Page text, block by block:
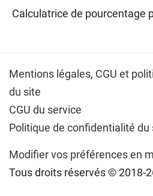
Calculatrice de pourcentage
Mentions légales, CGU et
du site
CGU du service
Politique de confidentialité du
Modifier vos préférences en
Tous droits réservés © 2018-